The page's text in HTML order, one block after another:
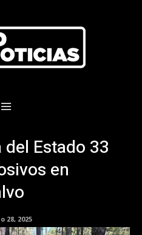
Estado 33
en
28, 2025